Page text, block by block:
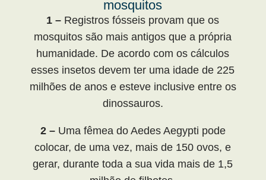
mosquitos
1 – Registros fósseis provam que os
mosquitos são mais antigos que a própria
humanidade. De acordo com os cálculos
esses insetos devem ter uma idade de 225
milhões de anos e esteve inclusive entre os
dinossauros.
2 –Uma fêmea do Aedes Aegypti pode
colocar, de uma vez, mais de 150 ovos, e
gerar, durante toda a sua vida mais de 1,5